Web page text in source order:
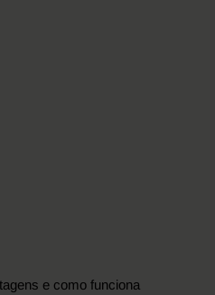
e como funciona